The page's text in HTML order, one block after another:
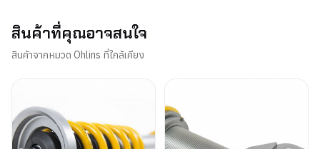
สินค้าที่คุณอาจสนใจ
สินค้าจากหมวด Ohlins ที่ใกล้เคียง